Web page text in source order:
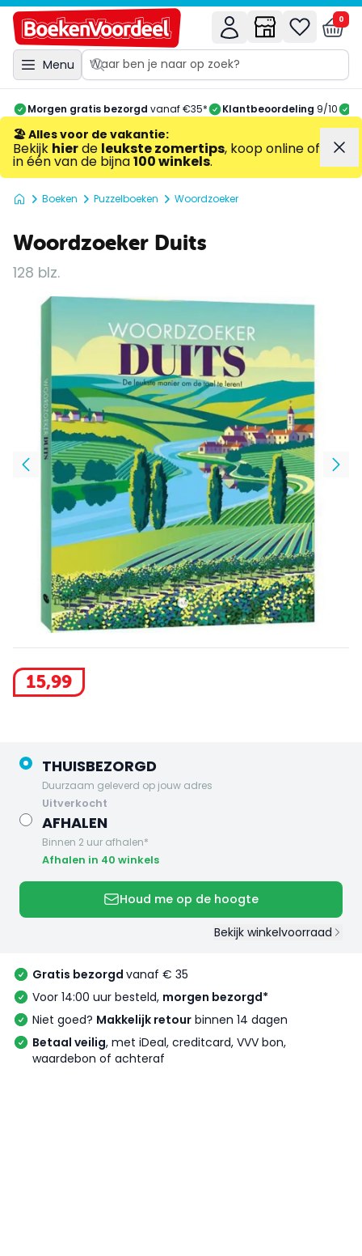
Menu
0
Morgen gratis bezorgd vanaf €35* Klantbeoordeling 9/10
🏖️ Alles voor de vakantie:
Bekijk hierde leukste zomertips, koop online of
in één van de bijna100 winkels.
Boeken Puzzelboeken Woordzoeker
Woordzoeker Duits
128 blz.
15,99
THUISBEZORGD
Duurzaam geleverd op jouw adres
uitverkocht
AFHALEN
Binnen 2 uur afhalen*
Afhalen in 40 winkels
Houd me op de hoogte
Bekijk winkelvoorraad
Gratis bezorgd vanaf € 35
Voor 14:00 uur besteld, morgen bezorgd*
Niet goed? Makkelijk retour binnen 14 dagen
Betaal veilig, met iDeal, creditcard, VVV bon,
waardebon of achteraf